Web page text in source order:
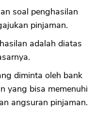
soal penghasilan
pinjaman.
adalah diatas
diminta oleh bank
yang bisa memenuhi
angsuran pinjaman.